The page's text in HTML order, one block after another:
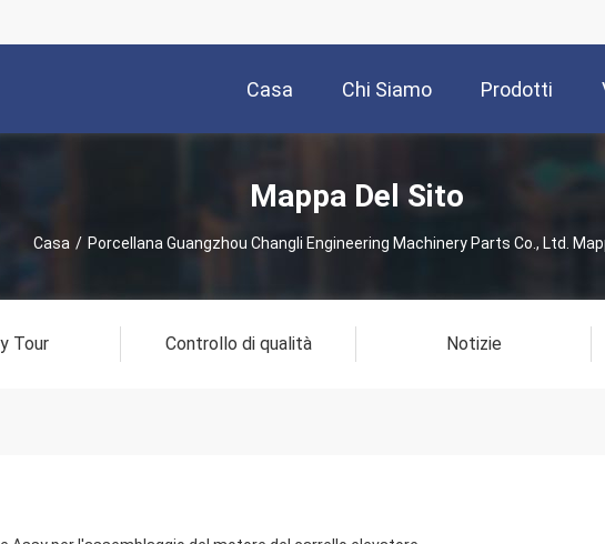
Casa Chi Siamo Prodotti
Mappa Del Sito
Casa / Porcellana Guangzhou Changli Engineering Machinery Parts Co., Ltd.
Tour Controllo di qualità Notizie